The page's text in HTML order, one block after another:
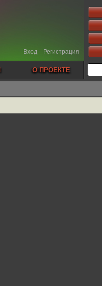
Вход Регистрация
О ПРОЕКТЕ